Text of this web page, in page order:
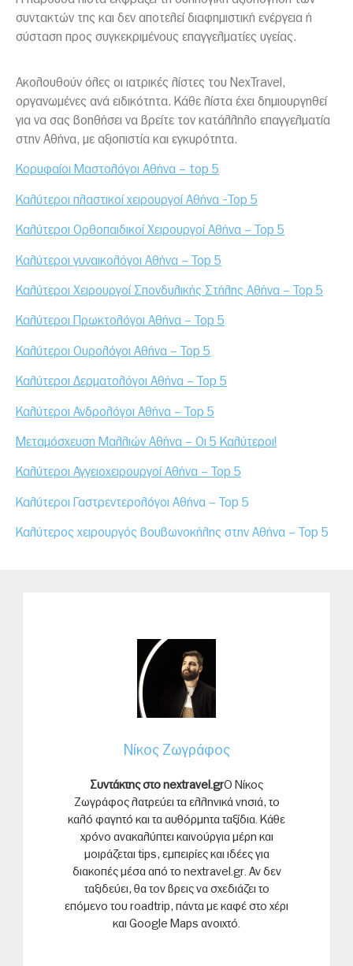
συντακτών της και δεν αποτελεί διαφημιστική ενέργεια ή
σύσταση προς συγκεκριμένους επαγγελματίες υγείας.
Ακολουθoύν όλες οι ιατρικές λίστες του NexTravel,
οργανωμένες ανά ειδικότητα. Κάθε λίστα έχει δημιουργηθεί
για να σας βοηθήσει να βρείτε τον κατάλληλο επαγγελματία
στην Αθήνα, με αξιοπιστία και εγκυρότητα.
Κορυφαίοι Μαστολόγοι Αθήνα – top 5
Καλύτεροι πλαστικοί χειρουργοί Αθήνα -Top 5
Καλύτεροι Ορθοπαιδικοί Χειρουργοί Αθήνα – Top 5
Καλύτεροι γυναικολόγοι Αθήνα – Top 5
Καλύτεροι Χειρουργοί Σπονδυλικής Στήλης Αθήνα – Top 5
Καλύτεροι Πρωκτολόγοι Αθήνα – Top 5
Καλύτεροι Ουρολόγοι Αθήνα – Top 5
Καλύτεροι Δερματολόγοι Αθήνα – Top 5
Καλύτεροι Ανδρολόγοι Αθήνα – Top 5
Μεταμόσχευση Μαλλιών Αθήνα – Οι 5 Καλύτεροι!
Καλύτεροι Αγγειοχειρουργοί Αθήνα – Top 5
Καλύτεροι Γαστρεντερολόγοι Αθήνα – Top 5
Καλύτερος χειρουργός βουβωνοκήλης στην Αθήνα – Top 5
Νίκος Ζωγράφος
Συντάκτης στο nextravel.grΟ Νίκος
Ζωγράφος λατρεύει τα ελληνικά νησιά, το
καλό φαγητό και τα αυθόρμητα ταξίδια. Κάθε
χρόνο ανακαλύπτει καινούργια μέρη και
μοιράζεται tips, εμπειρίες και ιδέες για
διακοπές μέσα από το nextravel.gr. Αν δεν
ταξιδεύει, θα τον βρεις να σχεδιάζει το
επόμενο του roadtrip, πάντα με καφέ στο χέρι
και Google Maps ανοιχτό.